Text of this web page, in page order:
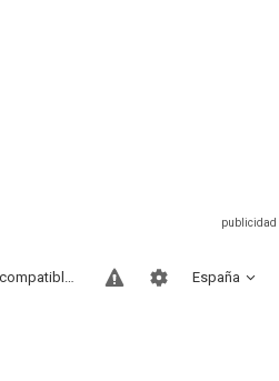
España
Sitios compatibles